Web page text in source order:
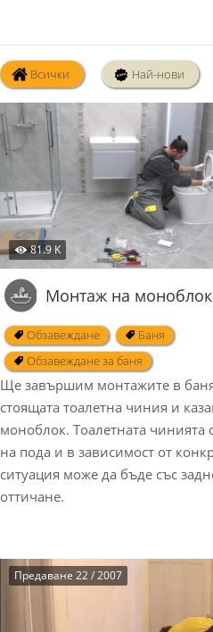
Всички Най-нови
81.9 K
Монтаж на моноблок
Обзавеждане
Баня
Обзавеждане за баня
Ще завършим монтажите в
стоящата тоалетна чиния и
моноблок. Тоалетната чинията
на пода и в зависимост от
ситуация може да бъде със
оттичане.
Предаване 22 / 2007